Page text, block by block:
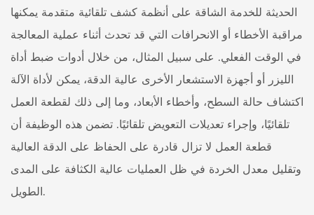
الحديثة للخدمة الشاقة على أنظمة كشف تلقائية متقدمة يمكنها
مراقبة الأخطاء أو الانحرافات التي قد تحدث أثناء عملية المعالجة
في الوقت الفعلي. على سبيل المثال، من خلال أدوات ضبط أداة
الليزر أو أجهزة الاستشعار الأخرى عالية الدقة، يمكن لأداة الآلة
اكتشاف حالة السطح، وأخطاء الأبعاد، وما إلى ذلك لقطعة العمل
تلقائيًا، وإجراء تعديلات التعويض تلقائيًا. تضمن هذه الوظيفة أن
قطعة العمل لا تزال قادرة على الحفاظ على الدقة العالية
وتقليل معدل الخردة في ظل العمليات عالية الكثافة على المدى
الطويل.